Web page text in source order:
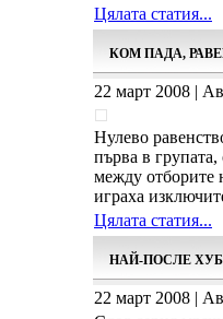
Цялата статия...
КОМ ПАДА,
22 март 2008 |
Нулево
първа в
между
играха
Цялата статия...
НАЙ-ПОСЛЕ
22 март 2008 |